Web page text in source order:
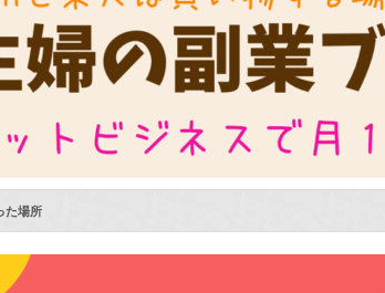
た場所